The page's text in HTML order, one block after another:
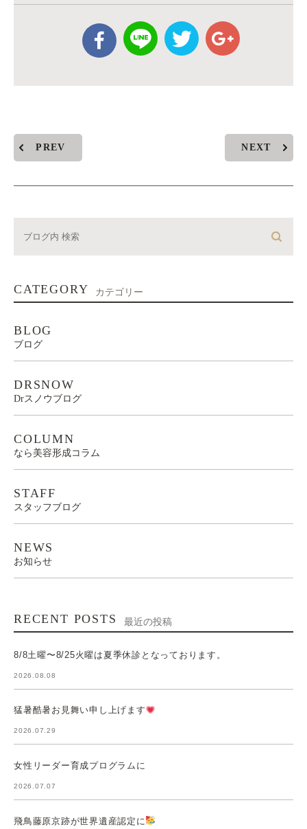
PREV NEXT
CATEGORY カテゴリー
BLOG
ブログ
DRSNOW
Drスノウブログ
COLUMN
なら美容形成コラム
STAFF
スタッフブログ
NEWS
お知らせ
RECENT POSTS 最近の投稿
8/8土曜〜8/25火曜は夏季休診となっております。
2026.08.08
猛暑酷暑お見舞い申し上げます
2026.07.29
女性リーダー育成プログラムに
2026.07.07
飛鳥藤原京跡が世界遺産認定に